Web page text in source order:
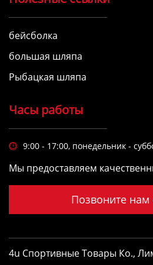
бейсболка
большая шляпа
Рыбацкая шляпа
Часы работы
 9:00 - 17:00, понедельник -
Мы предоставляем
Позвоните нам
4u Спортивные Товары Ко.,